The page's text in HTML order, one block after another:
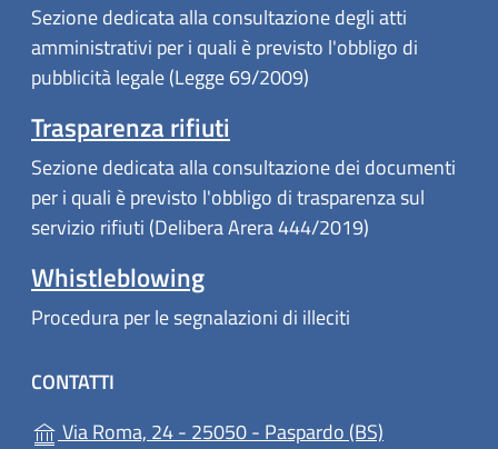
Sezione dedicata alla consultazione degli atti
amministrativi per i quali è previsto l'obbligo di
pubblicità legale (Legge 69/2009)
Trasparenza rifiuti
Sezione dedicata alla consultazione dei documenti
per i quali è previsto l'obbligo di trasparenza sul
servizio rifiuti (Delibera Arera 444/2019)
Whistleblowing
Procedura per le segnalazioni di illeciti
CONTATTI
Via Roma, 24 - 25050 - Paspardo (BS)